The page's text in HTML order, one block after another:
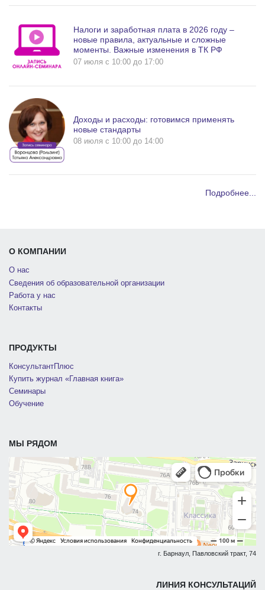
Налоги и заработная плата в 2026 году –
новые правила, актуальные и сложные
моменты. Важные изменения в ТК РФ
07 июля c 10:00 до 17:00
Доходы и расходы: готовимся применять
новые стандарты
08 июля c 10:00 до 14:00
Подробнее...
О КОМПАНИИ
О нас
Сведения об образовательной организации
Работа у нас
Контакты
ПРОДУКТЫ
КонсультантПлюс
Купить журнал «Главная книга»
Семинары
Обучение
МЫ РЯДОМ
г. Барнаул, Павловский тракт, 74
ЛИНИЯ КОНСУЛЬТАЦИЙ